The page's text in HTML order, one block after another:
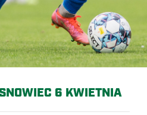
6 KWIETNIA